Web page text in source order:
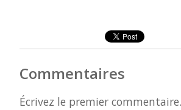
Commentaires
Écrivez le premier